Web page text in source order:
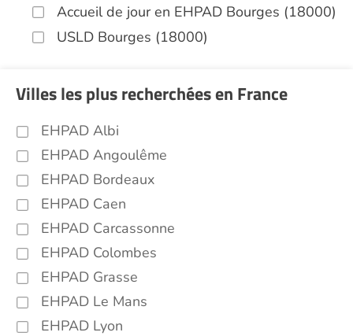
Accueil de jour en EHPAD Bourges (18000)
USLD Bourges (18000)
Villes les plus recherchées en France
EHPAD Albi
EHPAD Angoulême
EHPAD Bordeaux
EHPAD Caen
EHPAD Carcassonne
EHPAD Colombes
EHPAD Grasse
EHPAD Le Mans
EHPAD Lyon